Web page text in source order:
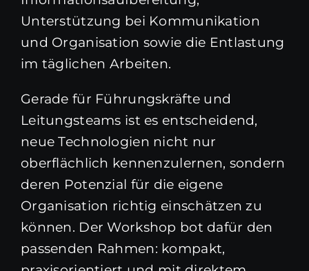
Unterstützung bei Kommunikation
und Organisation sowie die Entlastung
im täglichen Arbeiten.
Gerade für Führungskräfte und
Leitungsteams ist es entscheidend,
neue Technologien nicht nur
oberflächlich kennenzulernen, sondern
deren Potenzial für die eigene
Organisation richtig einschätzen zu
können. Der Workshop bot dafür den
passenden Rahmen: kompakt,